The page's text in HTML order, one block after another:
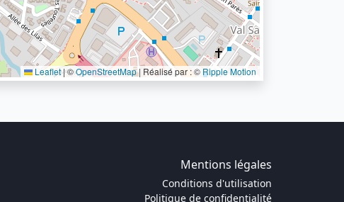
Leaflet|©OpenStreetMap| Réalisé par : © Ripple Motion
Mentions légales
Conditions d'utilisation
Politique de confidentialité